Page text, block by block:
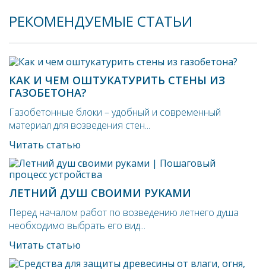
РЕКОМЕНДУЕМЫЕ СТАТЬИ
КАК И ЧЕМ ОШТУКАТУРИТЬ СТЕНЫ ИЗ
ГАЗОБЕТОНА?
Газобетонные блоки – удобный и современный
материал для возведения стен...
Читать статью
ЛЕТНИЙ ДУШ СВОИМИ РУКАМИ
Перед началом работ по возведению летнего душа
необходимо выбрать его вид...
Читать статью